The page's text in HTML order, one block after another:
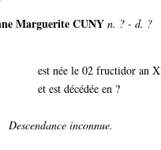
Marguerite CUNY n. ? - d. ?
est née le 02 fructidor an
et est décédée en ?
Descendance inconnue.